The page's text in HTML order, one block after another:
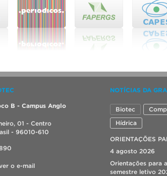
B - Campus Anglo
01 - Centro
- 96010-610
o e-mail
NOTÍCIAS DA
Biotec
Hídrica
ORIENTAÇÕES
4 agosto 2026
Orientações para
semestre letivo